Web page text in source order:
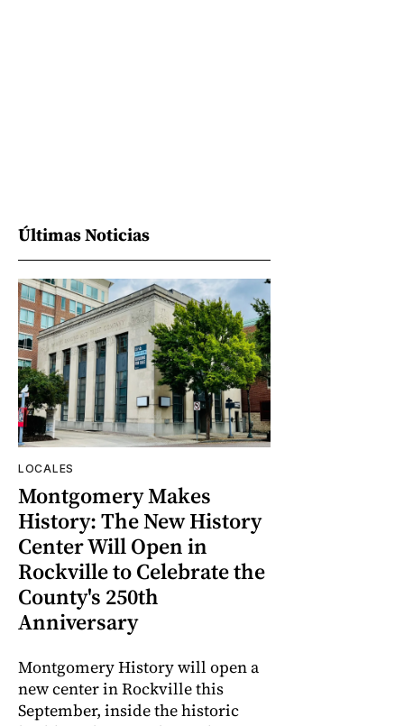
Últimas Noticias
LOCALES
Montgomery Makes
History: The New History
Center Will Open in
Rockville to Celebrate the
County's 250th
Anniversary
Montgomery History will open a
new center in Rockville this
September, inside the historic